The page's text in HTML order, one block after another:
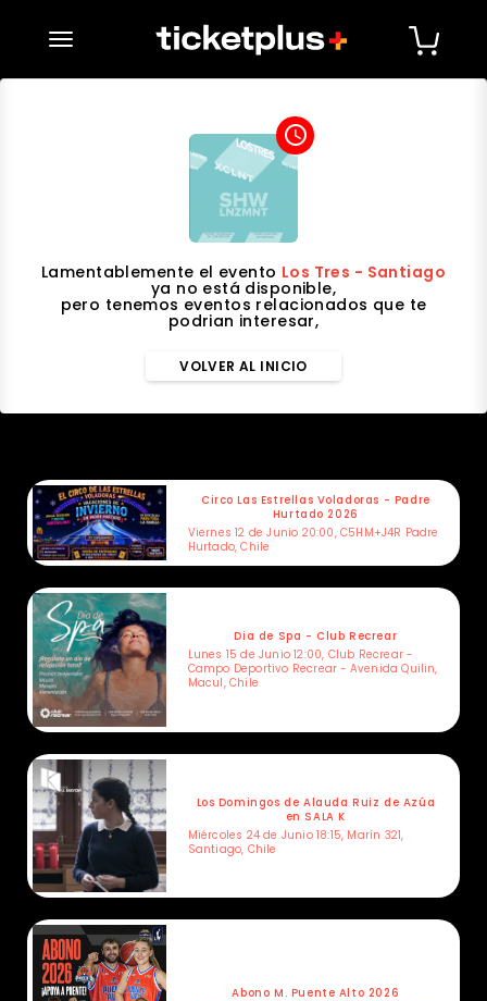
desplegar navegación
access_time
Lamentablemente el evento Los Tres - Santiago
ya no está disponible,
pero tenemos eventos relacionados que te
podrian interesar,
VOLVER AL INICIO
Circo Las Estrellas Voladoras - Padre
Hurtado 2026
Viernes 12 de Junio 20:00, C5HM+J4R Padre
Hurtado, Chile
Dia de Spa - Club Recrear
Lunes 15 de Junio 12:00, Club Recrear -
Campo Deportivo Recrear - Avenida Quilin,
Macul, Chile
Los Domingos de Alauda Ruiz de Azúa
en SALA K
Miércoles 24 de Junio 18:15, Marín 321,
Santiago, Chile
Abono M. Puente Alto 2026